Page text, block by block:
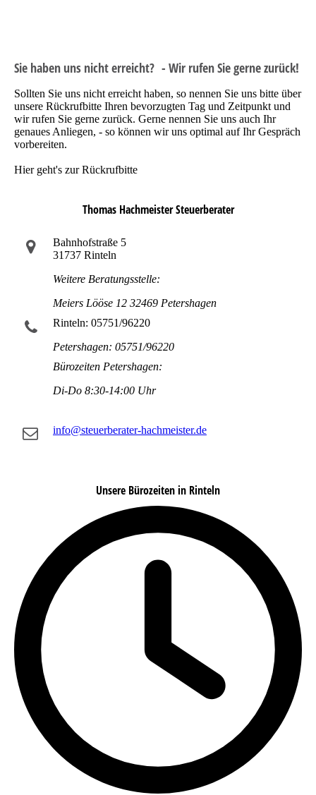
Sie haben uns nicht erreicht? - Wir rufen Sie gerne zurück!
Sollten Sie uns nicht erreicht haben, so nennen Sie uns bitte über
unsere Rückrufbitte Ihren bevorzugten Tag und Zeitpunkt und
wir rufen Sie gerne zurück. Gerne nennen Sie uns auch Ihr
genaues Anliegen, - so können wir uns optimal auf Ihr Gespräch
vorbereiten.
Hier geht's zur Rückrufbitte
Thomas Hachmeister Steuerberater
Bahnhofstraße 5
31737 Rinteln
Weitere Beratungsstelle:
Meiers Lööse 12 32469 Petershagen
Rinteln: 05751/96220
Petershagen: 05751/96220
Bürozeiten Petershagen:
Di-Do 8:30-14:00 Uhr
info@steuerberater-hachmeister.de
Unsere Bürozeiten in Rinteln